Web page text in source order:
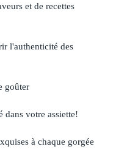
et de recettes
l'authenticité des
goûter
dans votre assiette!
à chaque gorgée